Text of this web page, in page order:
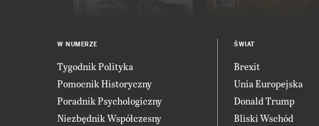
W NUMERZE
Tygodnik Polityka
Pomocnik Historyczny
Poradnik Psychologiczny
Niezbędnik Współczesny
ŚWIAT
Brexit
Unia Europejska
Donald Trump
Bliski Wschód